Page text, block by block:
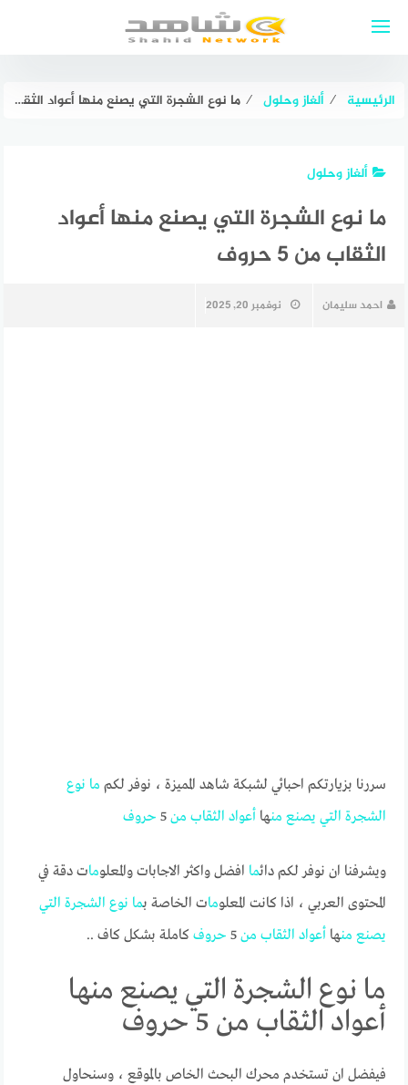
الرئيسية ⁄ ألغاز وحلول ⁄ ما نوع الشجرة التي يصنع منها أعواد الثقاب من 5 حروف
ألغاز وحلول
ما نوع الشجرة التي يصنع منها أعواد
الثقاب من 5 حروف
احمد سليمان نوفمبر 20, 2025
سررنا بزيارتكم احبائي لشبكة شاهد المميزة ، نوفر لكم ما نوع
الشجرة التي يصنع منها أعواد الثقاب من 5 حروف
ويشرفنا ان نوفر لكم دائما افضل واكثر الاجابات والمعلومات دقة في
المحتوى العربي ، اذا كانت المعلومات الخاصة بما نوع الشجرة التي
يصنع منها أعواد الثقاب من 5 حروف كاملة بشكل كاف ..
ما نوع الشجرة التي يصنع منها
أعواد الثقاب من 5 حروف
فيفضل ان تستخدم محرك البحث الخاص بالموقع ، وسنحاول